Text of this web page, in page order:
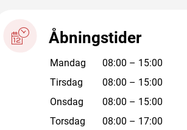
Åbningstider
Mandag 08:00 – 15:00
Tirsdag
08:00 – 15:00
Onsdag
08:00 – 15:00
Torsdag
08:00 – 17:00